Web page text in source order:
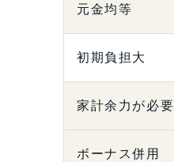
元金均等
初期負担大
家計余力が必要
ボーナス併用